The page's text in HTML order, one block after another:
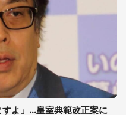
よ」...皇室典範改正案に